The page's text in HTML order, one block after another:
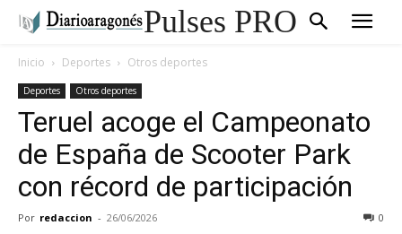
Pulses PRO
Inicio Deportes Otros deportes
Deportes Otros deportes
Teruel acoge el Campeonato
de España de Scooter Park
con récord de participación
Por redaccion - 26/06/2026 0